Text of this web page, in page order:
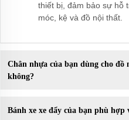
thiết bị, đảm bảo sự hỗ
móc, kệ và đồ nội thất.
Chân nhựa của bạn dùng cho đồ
không?
Bánh xe xe đẩy của bạn phù hợp